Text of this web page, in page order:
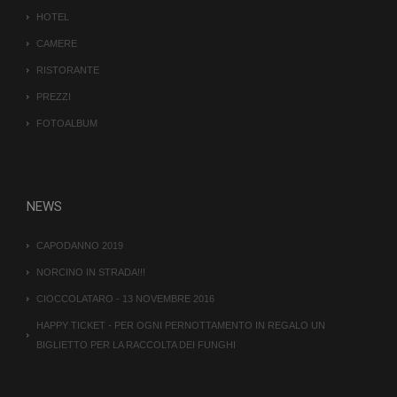
HOTEL
CAMERE
RISTORANTE
PREZZI
FOTOALBUM
NEWS
CAPODANNO 2019
NORCINO IN STRADA!!!
CIOCCOLATARO - 13 NOVEMBRE 2016
HAPPY TICKET - PER OGNI PERNOTTAMENTO IN REGALO UN
BIGLIETTO PER LA RACCOLTA DEI FUNGHI